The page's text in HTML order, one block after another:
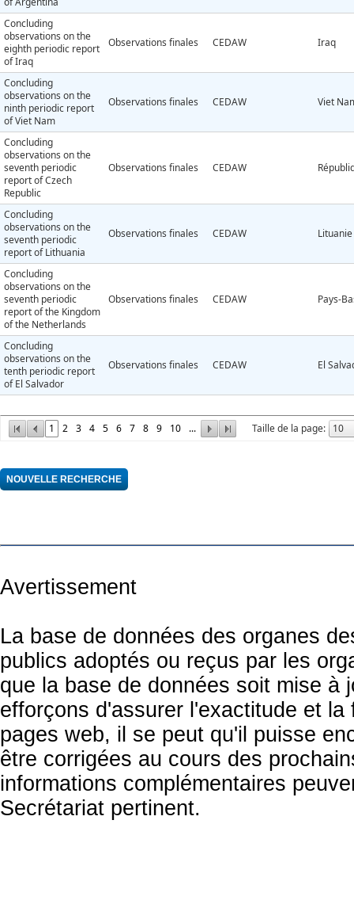
1 2 3 4 5 6 7 8 9 10 ... Taille de la page:
Concluding
observations on the
eighth periodic report
of Iraq
Observations finales CEDAW Iraq
Concluding
observations on the
ninth periodic report
of Viet Nam
Observations finales CEDAW Viet
Concluding
observations on the
seventh periodic
report of Czech
Republic
Observations finales CEDAW
Concluding
observations on the
seventh periodic
report of Lithuania
Observations finales CEDAW Lituanie
Concluding
observations on the
seventh periodic
report of the Kingdom
of the Netherlands
Observations finales CEDAW Pays-
Concluding
observations on the
tenth periodic report
of El Salvador
Observations finales CEDAW El
Avertissement
La base de données des organes
publics adoptés ou reçus par les
que la base de données soit mise à
efforçons d'assurer l'exactitude et
pages web, il se peut qu'il puisse
être corrigées au cours des
informations complémentaires
Secrétariat pertinent.